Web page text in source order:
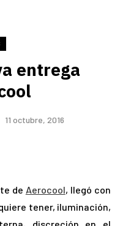
entrega
11 octubre, 2016
de Aerocool, llegó con
tener, iluminación,